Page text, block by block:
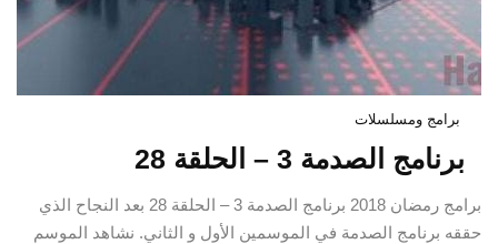
برامج ومسلسلات
برنامج الصدمة 3 – الحلقة 28
برامج رمضان 2018 برنامج الصدمة 3 – الحلقة 28 بعد النجاح الذي
حققه برنامج الصدمة في الموسمين الأول و الثاني. نشاهد الموسم